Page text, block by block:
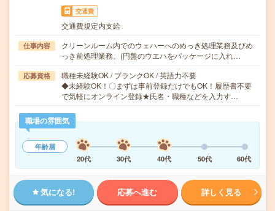
交通費
交通費規定内支給
仕事内容
クリーンルーム内でのウェハーへのめっき処理業務及びめ
っき前処理業務。(円盤のウエハをパッケージに入れ…
応募資格
職種未経験OK / ブランクOK / 英語力不要
◆未経験OK！〇まずは事前登録だけでもOK！履歴書不要
で気軽にオンライン登録★氏名・職種などを入力す…
職場の雰囲気
年齢層
20代
30代 40代 50代 60代
気になる! 応募へ進む 詳しく見る